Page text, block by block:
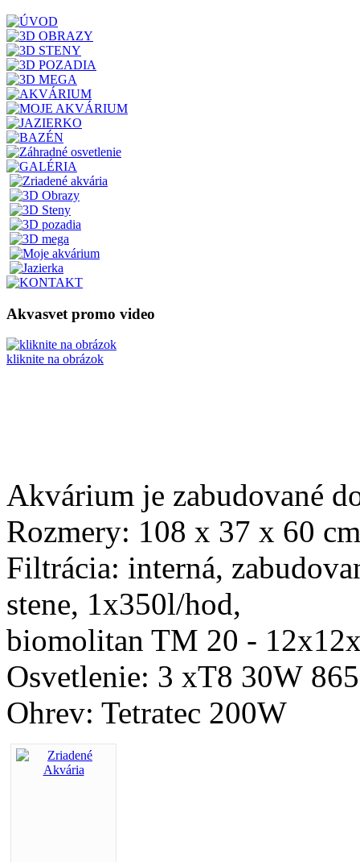
Akvasvet promo video
kliknite na obrázok
Akvárium je zabudované
Rozmery: 108 x 37 x 60
Filtrácia: interná,
stene, 1x350l/hod,
biomolitan TM 20 -
Osvetlenie: 3 xT8 30W
Ohrev: Tetratec 200W